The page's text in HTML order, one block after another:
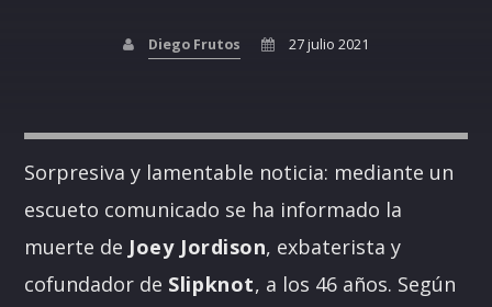
Diego Frutos 27 julio 2021
Sorpresiva y lamentable noticia: mediante un
escueto comunicado se ha informado la
muerte de Joey Jordison, exbaterista y
cofundador de Slipknot, a los 46 años. Según